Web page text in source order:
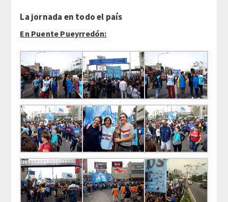
La jornada en todo el país
En Puente Pueyrredón: